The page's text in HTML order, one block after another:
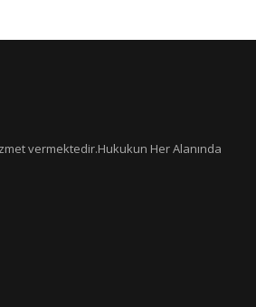
vermektedir.Hukukun Her Alanında